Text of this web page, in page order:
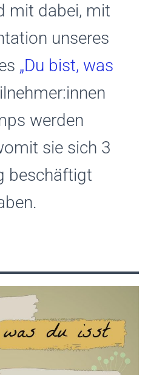
mit dabei, mit
unseres
„Du bist, was
werden
sie sich 3
beschäftigt